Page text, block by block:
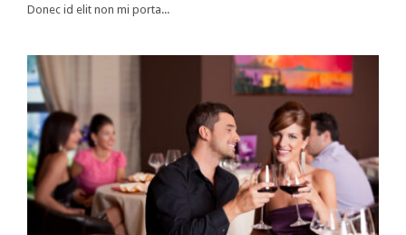
Donec id elit non mi porta...